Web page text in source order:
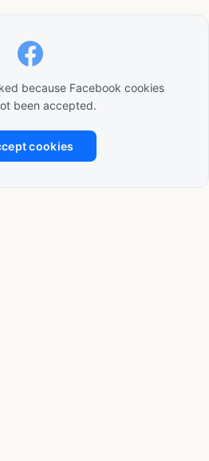
because Facebook cookies
been accepted.
cookies